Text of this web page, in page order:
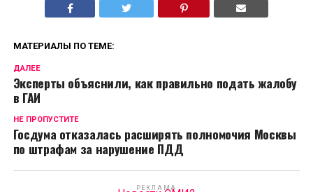
МАТЕРИАЛЫ ПО ТЕМЕ:
ДАЛЕЕ
Эксперты объяснили, как правильно подать жалобу
в ГАИ
НЕ ПРОПУСТИТЕ
Госдума отказалась расширять полномочия Москвы
по штрафам за нарушение ПДД
РЕКЛАМА